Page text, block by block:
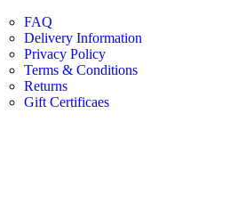
FAQ
Delivery Information
Privacy Policy
Terms & Conditions
Returns
Gift Certificaes